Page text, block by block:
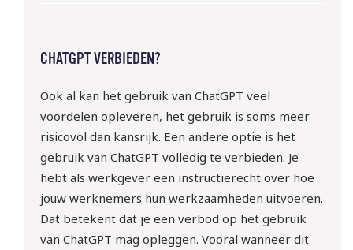
CHATGPT VERBIEDEN?
Ook al kan het gebruik van ChatGPT veel
voordelen opleveren, het gebruik is soms meer
risicovol dan kansrijk. Een andere optie is het
gebruik van ChatGPT volledig te verbieden. Je
hebt als werkgever een instructierecht over hoe
jouw werknemers hun werkzaamheden uitvoeren.
Dat betekent dat je een verbod op het gebruik
van ChatGPT mag opleggen. Vooral wanneer dit